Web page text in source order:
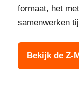
formaat, het
samenwerken
Bekijk de Z-